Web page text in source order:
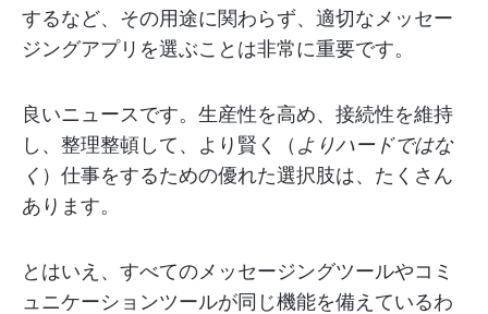
するなど、その用途に関わらず、適切なメッセー
ジングアプリを選ぶことは非常に重要です。
良いニュースです。生産性を高め、接続性を維持
し、整理整頓して、より賢く（ よりハードではな
く ）仕事をするための優れた選択肢は、たくさん
あります。
とはいえ、すべてのメッセージングツールやコミ
ュニケーションツールが同じ機能を備えているわ